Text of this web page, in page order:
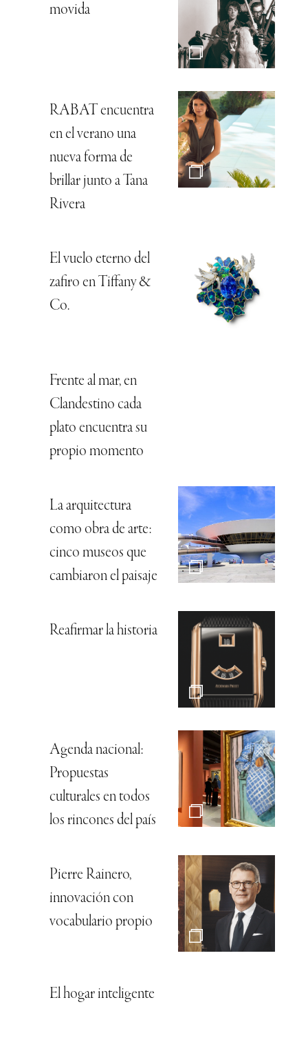
movida
RABAT encuentra
en el verano una
nueva forma de
brillar junto a Tana
Rivera
El vuelo eterno del
zafiro en Tiffany &
Co.
Frente al mar, en
Clandestino cada
plato encuentra su
propio momento
La arquitectura
como obra de arte:
cinco museos que
cambiaron el paisaje
Reafirmar la historia
Agenda nacional:
Propuestas
culturales en todos
los rincones del país
Pierre Rainero,
innovación con
vocabulario propio
El hogar inteligente